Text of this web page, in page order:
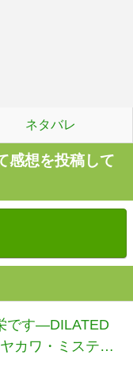
ネタバレ
感想を投稿して
です―DILATED
カワ・ミステリ